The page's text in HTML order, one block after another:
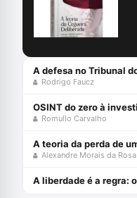
Rodrigo Faucz
Romullo Carvalho
Alexandre Morais da Rosa